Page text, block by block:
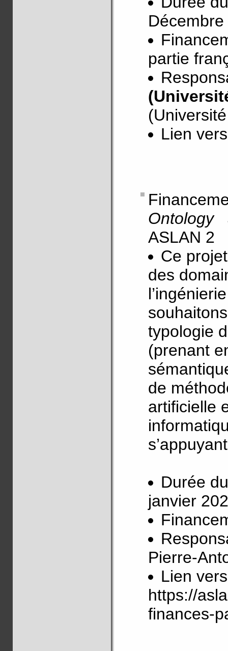
partie
Lien
ASLAN 2
Ce
des
typologie
(prenant
de
artificielle
Durée
janvier
Pierre-
Lien
https://
finances-